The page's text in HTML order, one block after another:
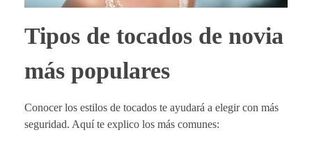
Tipos de tocados de novia
más populares
Conocer los estilos de tocados te ayudará a elegir con más
seguridad. Aquí te explico los más comunes: